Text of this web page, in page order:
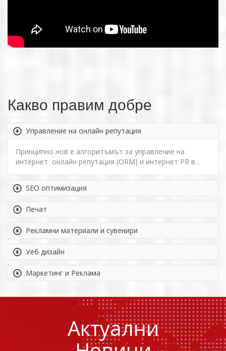
Какво правим добре
Управление на онлайн репутация
Принципно нов е алгоритъмът за управление на
интернет онлайн репутация (ORM) и интернет PR в...
SEO оптимизация
Печат
Рекламни материали и сувенири
Уеб дизайн
Маркетинг и Реклама
Актуални